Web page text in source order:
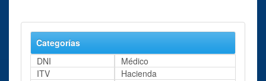
Categorías
DNI
Médico
ITV
Hacienda